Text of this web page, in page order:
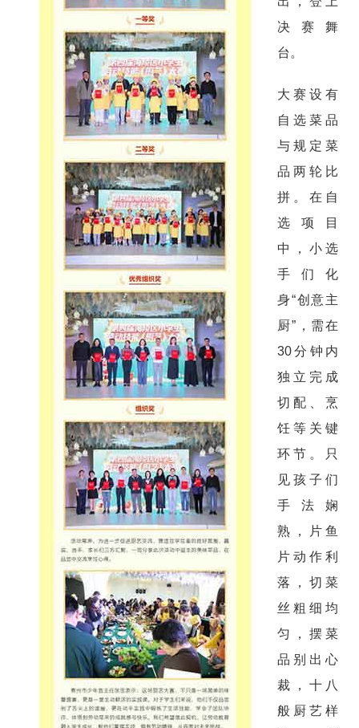
决赛舞
台。
大赛设有
自选菜品
与规定菜
品两轮比
拼。在自
选项目
中，小选
手们化
身“创意主
厨”，需在
30分钟内
独立完成
切配、烹
饪等关键
环节。只
见孩子们
手法娴
熟，片鱼
片动作利
落，切菜
丝粗细均
匀，摆菜
品别出心
裁，十八
般厨艺样